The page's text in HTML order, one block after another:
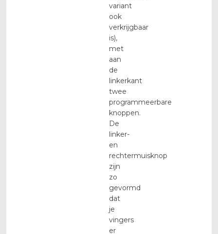
variant
ook
verkrijgbaar
is),
met
aan
de
linkerkant
twee
programmeerbare
knoppen.
De
linker-
en
rechtermuisknop
zijn
zo
gevormd
dat
je
vingers
er